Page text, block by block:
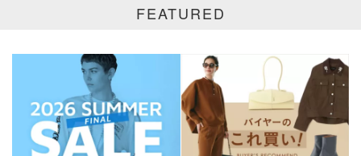
新着
ラスト1
在庫あり
FEATURED